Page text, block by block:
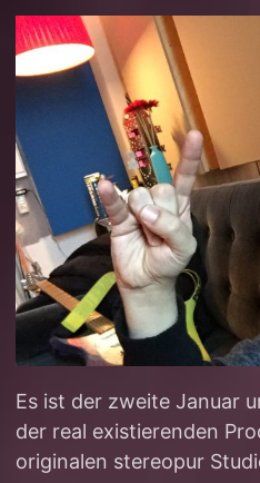
Es ist der zweite Januar
der real existierenden
originalen stereopur